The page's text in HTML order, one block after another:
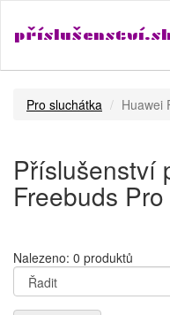
Pro sluchátka Huawei
Příslušenství
Freebuds
Nalezeno: 0 produktů